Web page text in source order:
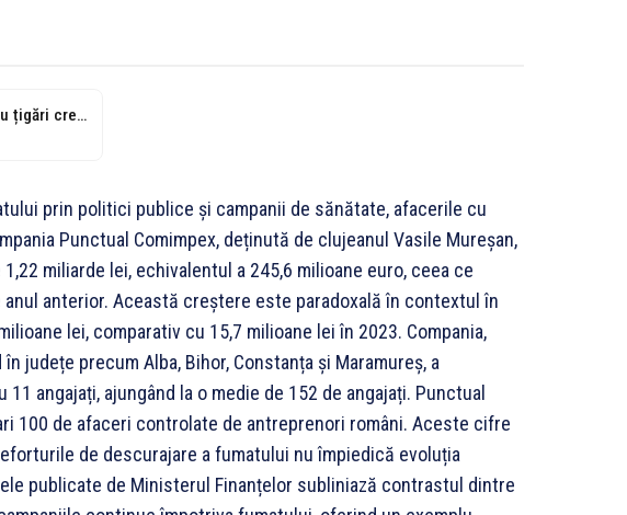
Luptăm cu fumatul, dar afacerile cu țigări cresc: clujeanul Vasile Mureșan, plus...
prin politici publice și campanii de sănătate, afacerile cu
Punctual Comimpex, deținută de clujeanul Vasile Mureșan,
miliarde lei, echivalentul a 245,6 milioane euro, ceea ce
anterior. Această creștere este paradoxală în contextul în
lei, comparativ cu 15,7 milioane lei în 2023. Compania,
județe precum Alba, Bihor, Constanța și Maramureș, a
angajați, ajungând la o medie de 152 de angajați. Punctual
100 de afaceri controlate de antreprenori români. Aceste cifre
de descurajare a fumatului nu împiedică evoluția
publicate de Ministerul Finanțelor subliniază contrastul dintre